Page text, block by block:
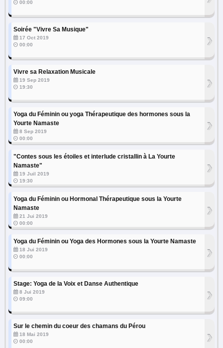
00:00
Soirée "Vivre Sa Musique"
17 Oct 2019
00:00
›
Vivre sa Relaxation Musicale
19 Sep 2019
19:30
›
Yoga du Féminin ou yoga Thérapeutique des hormones sous la
Yourte Namaste
8 Sep 2019
00:00
›
"Contes sous les étoiles et interlude cristallin à La Yourte
Namaste"
19 Juil 2019
19:30
›
Yoga du Féminin ou Hormonal Thérapeutique sous la Yourte
Namaste
21 Jui 2019
00:00
›
Yoga du Féminin ou Yoga des Hormones sous la Yourte Namaste
18 Jui 2019
00:00
›
Stage: Yoga de la Voix et Danse Authentique
8 Jui 2019
09:00
›
Sur le chemin du coeur des chamans du Pérou
18 Mai 2019
00:00
›